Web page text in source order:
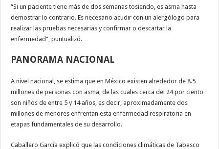
“Si un paciente tiene más de dos semanas tosiendo, es asma hasta
demostrar lo contrario. Es necesario acudir con un alergólogo para
realizar las pruebas necesarias y confirmar o descartar la
enfermedad”, puntualizó.
PANORAMA NACIONAL
A nivel nacional, se estima que en México existen alrededor de 8.5
millones de personas con asma, de las cuales cerca del 24 por ciento
son niños de entre 5 y 14 años, es decir, aproximadamente dos
millones de menores enfrentan esta enfermedad respiratoria en
etapas fundamentales de su desarrollo.
Caballero García explicó que las condiciones climáticas de Tabasco